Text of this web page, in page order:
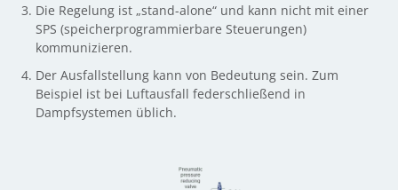
Die Regelung ist „stand-alone“ und kann nicht mit einer
SPS (speicherprogrammierbare Steuerungen)
kommunizieren.
Der Ausfallstellung kann von Bedeutung sein. Zum
Beispiel ist bei Luftausfall federschließend in
Dampfsystemen üblich.